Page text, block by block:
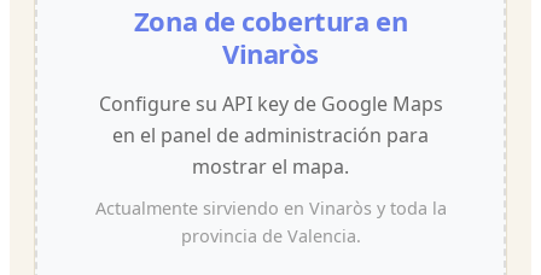
Zona de cobertura en
Vinaròs
Configure su API key de Google Maps
en el panel de administración para
mostrar el mapa.
Actualmente sirviendo en Vinaròs y toda la
provincia de Valencia.